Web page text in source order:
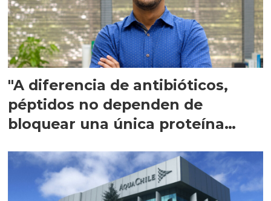
"A diferencia de antibióticos,
péptidos no dependen de
bloquear una única proteína